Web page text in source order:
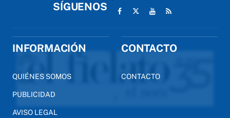
SÍGUENOS
INFORMACIÓN
QUIÉNES SOMOS
PUBLICIDAD
AVISO LEGAL
CONTACTO
CONTACTO